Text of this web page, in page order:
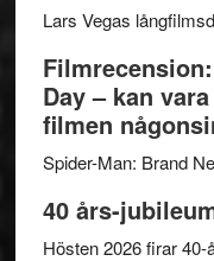
Lars Vegas
Day – kan
filmen
Spider-Man: Brand
40 års-
Hösten 2026 firar